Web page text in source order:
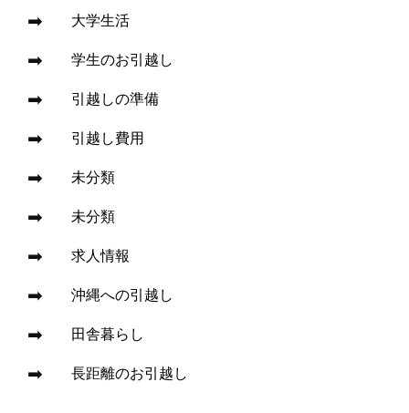
大学生活
学生のお引越し
引越しの準備
引越し費用
未分類
未分類
求人情報
沖縄への引越し
田舎暮らし
長距離のお引越し